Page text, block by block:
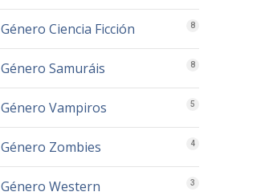
Género Ciencia Ficción 8
Género Samuráis 8
Género Vampiros 5
Género Zombies 4
Género Western 3